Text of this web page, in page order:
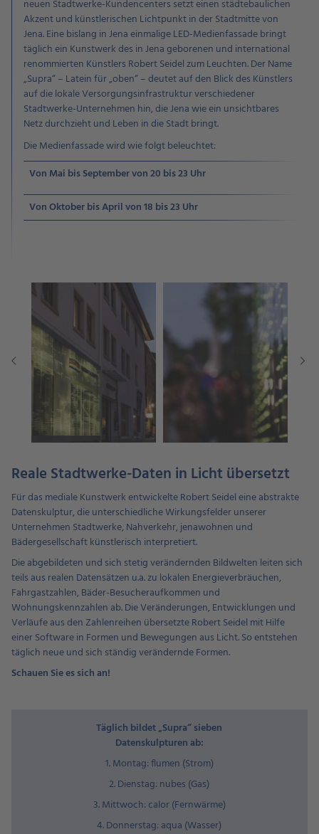
neuen Stadtwerke-Kundencenters setzt einen städtebaulichen
Akzent und künstlerischen Lichtpunkt in der Stadtmitte von
Jena. Eine bislang in Jena einmalige LED-Medienfassade bringt
täglich ein Kunstwerk des in Jena geborenen und international
renommierten Künstlers Robert Seidel zum Leuchten. Der Name
„Supra“ – Latein für „oben“ – deutet auf den Blick des Künstlers
auf die lokale Versorgungsinfrastruktur verschiedener
Stadtwerke-Unternehmen hin, die Jena wie ein unsichtbares
Netz durchzieht und Leben in die Stadt bringt.
Die Medienfassade wird wie folgt beleuchtet:
Von Mai bis September von 20 bis 23 Uhr
Von Oktober bis April von 18 bis 23 Uhr
Reale Stadtwerke-Daten in Licht übersetzt
Für das mediale Kunstwerk entwickelte Robert Seidel eine abstrakte
Datenskulptur, die unterschiedliche Wirkungsfelder unserer
Unternehmen Stadtwerke, Nahverkehr, jenawohnen und
Bädergesellschaft künstlerisch interpretiert.
Die abgebildeten und sich stetig verändernden Bildwelten leiten sich
teils aus realen Datensätzen u.a. zu lokalen Energieverbräuchen,
Fahrgastzahlen, Bäder-Besucheraufkommen und
Wohnungskennzahlen ab. Die Veränderungen, Entwicklungen und
Verläufe aus den Zahlenreihen übersetzte Robert Seidel mit Hilfe
einer Software in Formen und Bewegungen aus Licht. So entstehen
täglich neue und sich ständig verändernde Formen.
Schauen Sie es sich an!
Täglich bildet „Supra“ sieben
Datenskulpturen ab:
1. Montag: flumen (Strom)
2. Dienstag: nubes (Gas)
3. Mittwoch: calor (Fernwärme)
4. Donnerstag: aqua (Wasser)